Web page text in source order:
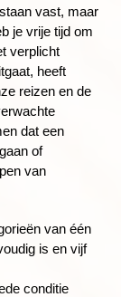
vast, maar
je vrije tijd om
verplicht
heeft
reizen en de
dat een
of
van
van één
is en vijf
conditie